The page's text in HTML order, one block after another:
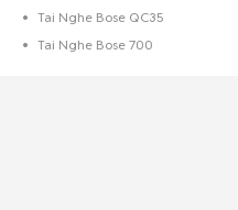
Tai Nghe Bose QC35
Tai Nghe Bose 700